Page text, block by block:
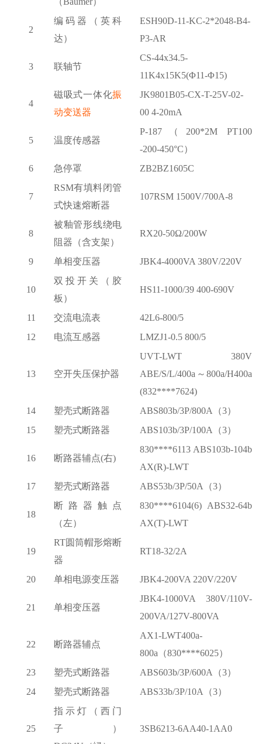
2
编码器（英科
达）
ESH90D-11-KC-2*2048-B4-
P3-AR
3 联轴节
CS-44x34.5-
11K4x15K5(Φ11-Φ15)
4
磁吸式一体化振
动变送器
JK9801B05-CX-T-25V-02-
00 4-20mA
5 温度传感器
P-187（200*2M PT100
-200-450°C）
6
急停罩 ZB2BZ1605C
7
RSM有填料闭管
式快速熔断器
107RSM 1500V/700A-8
8
被釉管形线绕电
阻器（含支架）
RX20-50Ω/200W
9 单相变压器 JBK4-4000VA 380V/220V
10
双投开关（胶
板）
HS11-1000/39 400-690V
11 交流电流表
42L6-800/5
12
电流互感器 LMZJ1-0.5 800/5
13 空开失压保护器
UVT-LWT 380V
ABE/S/L/400a～800a/H400a
(832****7624)
14
塑壳式断路器
ABS803b/3P/800A（3）
15
塑壳式断路器 ABS103b/3P/100A（3）
16 断路器辅点(右)
830****6113 ABS103b-104b
AX(R)-LWT
17
塑壳式断路器 ABS53b/3P/50A（3）
18
断路器触点
（左）
830****6104(6) ABS32-64b
AX(T)-LWT
19
RT圆筒帽形熔断
器
RT18-32/2A
20 单相电源变压器 JBK4-200VA 220V/220V
21 单相变压器
JBK4-1000VA 380V/110V-
200VA/127V-800VA
22 断路器辅点
AX1-LWT400a-
800a（830****6025）
23
塑壳式断路器
ABS603b/3P/600A（3）
24
塑壳式断路器 ABS33b/3P/10A（3）
25
指示灯（西门
子）
3SB6213-6AA40-1AA0